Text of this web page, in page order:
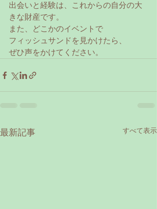
出会いと経験は、これからの自分の大
きな財産です。
また、どこかのイベントで
フィッシュサンドを見かけたら、
ぜひ声をかけてください。
最新記事 すべて表示